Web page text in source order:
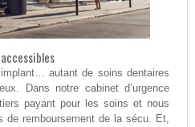
autant de soins dentaires
Dans notre cabinet d’urgence
payant pour les soins et nous
de remboursement de la sécu. Et,